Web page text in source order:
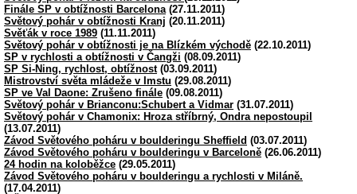
Finále SP v obtížnosti Barcelona(27.11.2011)
Světový pohár v obtížnosti Kranj (20.11.2011)
Svěťák v roce 1989 (11.11.2011)
Světový pohár v obtížnosti je na Blízkém východě (22.10.2011)
SP v rychlosti a obtížnosti v Čangži (08.09.2011)
SP Si-Ning, rychlost, obtížnost(03.09.2011)
Mistrovství světa mládeže v Imstu (29.08.2011)
SP ve Val Daone: Zrušeno finále (09.08.2011)
Světový pohár v Brianconu:Schubert a Vidmar (31.07.2011)
Světový pohár v Chamonix: Hroza stříbrný, Ondra nepostoupil
(13.07.2011)
Závod Světového poháru v boulderingu Sheffield (03.07.2011)
Závod Světového poháru v boulderingu v Barceloně (26.06.2011)
24 hodin na koloběžce (29.05.2011)
Závod Světového poháru v boulderingu a rychlosti v Miláně.
(17.04.2011)